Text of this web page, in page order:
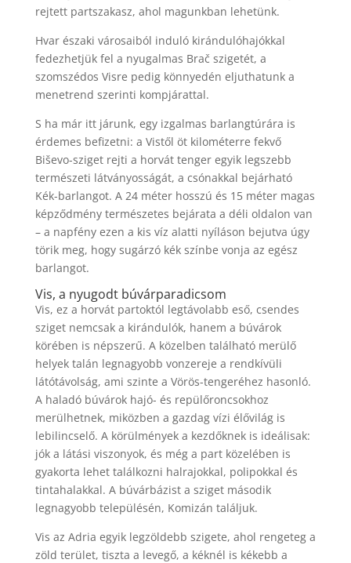
rejtett partszakasz, ahol magunkban lehetünk.
Hvar északi városaiból induló kirándulóhajókkal
fedezhetjük fel a nyugalmas Brač szigetét, a
szomszédos Visre pedig könnyedén eljuthatunk a
menetrend szerinti kompjárattal.
S ha már itt járunk, egy izgalmas barlangtúrára is
érdemes befizetni: a Vistől öt kilométerre fekvő
Biševo-sziget rejti a horvát tenger egyik legszebb
természeti látványosságát, a csónakkal bejárható
Kék-barlangot. A 24 méter hosszú és 15 méter magas
képződmény természetes bejárata a déli oldalon van
– a napfény ezen a kis víz alatti nyíláson bejutva úgy
törik meg, hogy sugárzó kék színbe vonja az egész
barlangot.
Vis, a nyugodt búvárparadicsom
Vis, ez a horvát partoktól legtávolabb eső, csendes
sziget nemcsak a kirándulók, hanem a búvárok
körében is népszerű. A közelben található merülő
helyek talán legnagyobb vonzereje a rendkívüli
látótávolság, ami szinte a Vörös-tengeréhez hasonló.
A haladó búvárok hajó- és repülőroncsokhoz
merülhetnek, miközben a gazdag vízi élővilág is
lebilincselő. A körülmények a kezdőknek is ideálisak:
jók a látási viszonyok, és még a part közelében is
gyakorta lehet találkozni halrajokkal, polipokkal és
tintahalakkal. A búvárbázist a sziget második
legnagyobb településén, Komizán találjuk.
Vis az Adria egyik legzöldebb szigete, ahol rengeteg a
zöld terület, tiszta a levegő, a kéknél is kékebb a